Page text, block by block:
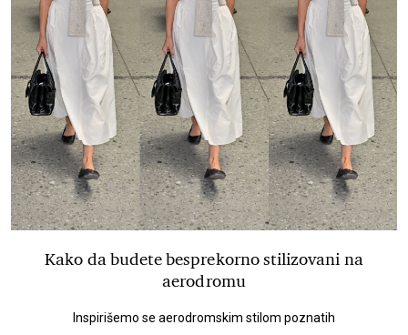
Kako da budete besprekorno stilizovani na
aerodromu
Inspirišemo se aerodromskim stilom poznatih